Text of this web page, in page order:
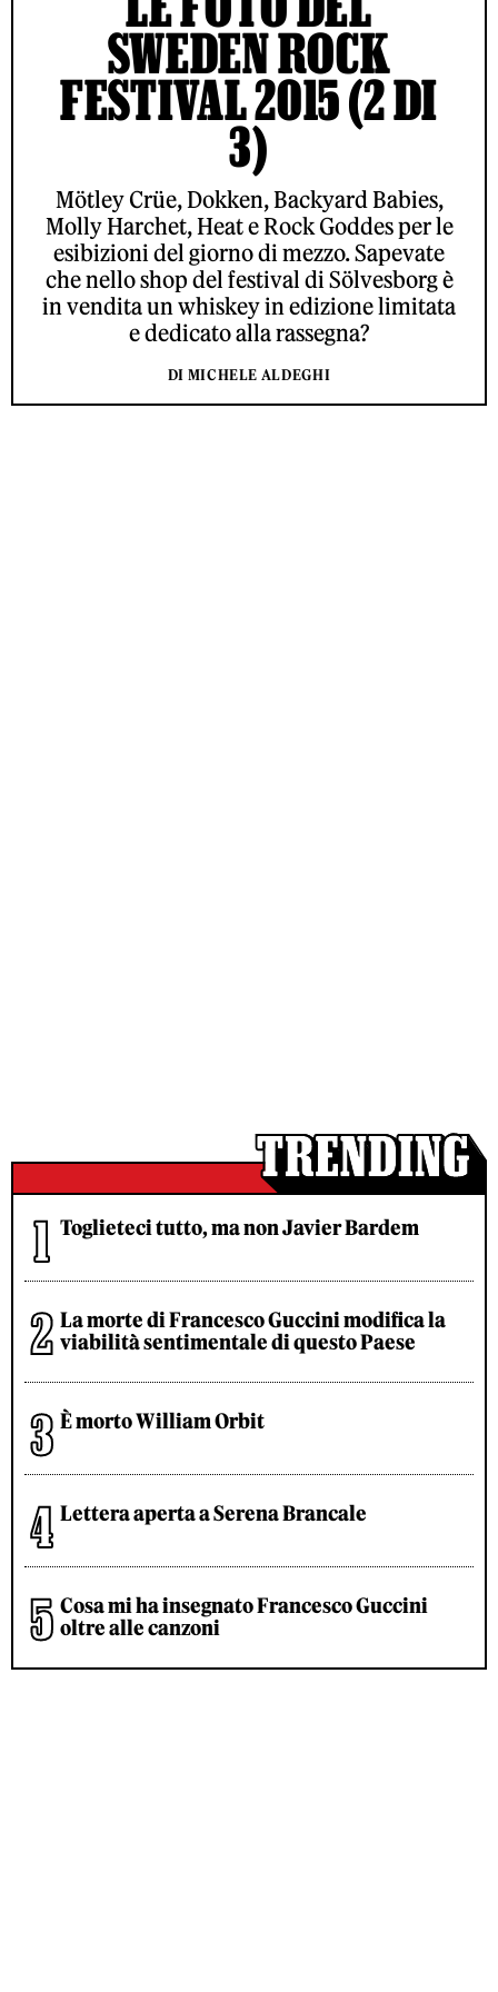
SWEDEN ROCK
FESTIVAL 2015 (2 DI
3)
Mötley Crüe, Dokken, Backyard Babies,
Molly Harchet, Heat e Rock Goddes per le
esibizioni del giorno di mezzo. Sapevate
che nello shop del festival di Sölvesborg è
in vendita un whiskey in edizione limitata
e dedicato alla rassegna?
DI MICHELE ALDEGHI
Toglieteci tutto, ma non Javier Bardem
La morte di Francesco Guccini modifica la
viabilità sentimentale di questo Paese
È morto William Orbit
Lettera aperta a Serena Brancale
Cosa mi ha insegnato Francesco Guccini
oltre alle canzoni